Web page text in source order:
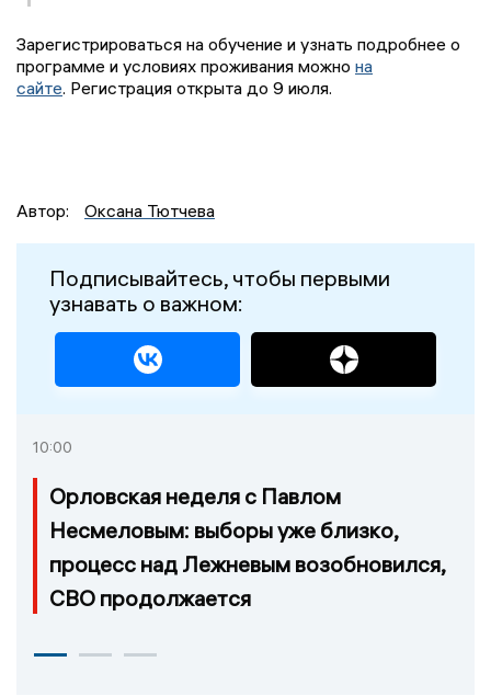
Зарегистрироваться на обучение и узнать подробнее о
программе и условиях проживания можно на
сайте. Регистрация открыта до 9 июля.
Автор: Оксана Тютчева
Подписывайтесь, чтобы первыми
узнавать о важном:
10:00
Орловская неделя с Павлом
Несмеловым: выборы уже близко,
процесс над Лежневым возобновился,
СВО продолжается